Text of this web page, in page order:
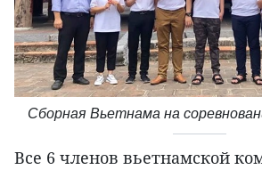
Сборная Вьетнама на
Все 6 членов вьетнамской